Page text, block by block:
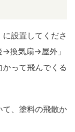
設置してくださ
換気扇→屋外」
って飛んでくる
て、塗料の飛散か